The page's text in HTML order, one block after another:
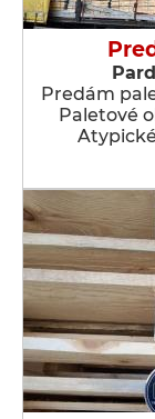
Predám
Paletové